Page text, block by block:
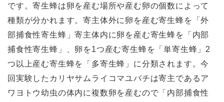
です。寄生蜂は卵を産む場所や産む卵の個数によって
種類が分かれます。寄主体外に卵を産む寄生蜂を「外
部捕食性寄生蜂」寄主体内に卵を産む寄生蜂を「内部
捕食性寄生蜂」、卵を1つ産む寄生蜂を「単寄生蜂」2
つ以上産む寄生蜂を「多寄生蜂」に分類されます。今
回実験したカリヤサムライコマユバチは寄主であるア
ワヨトウ幼虫の体内に複数卵を産むので「内部捕食性